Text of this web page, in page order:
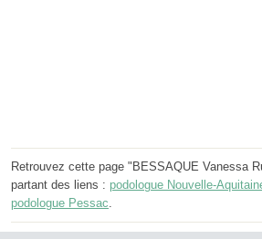
Retrouvez cette page "BESSAQUE Vanessa
partant des liens : podologue Nouvelle-
podologue Pessac